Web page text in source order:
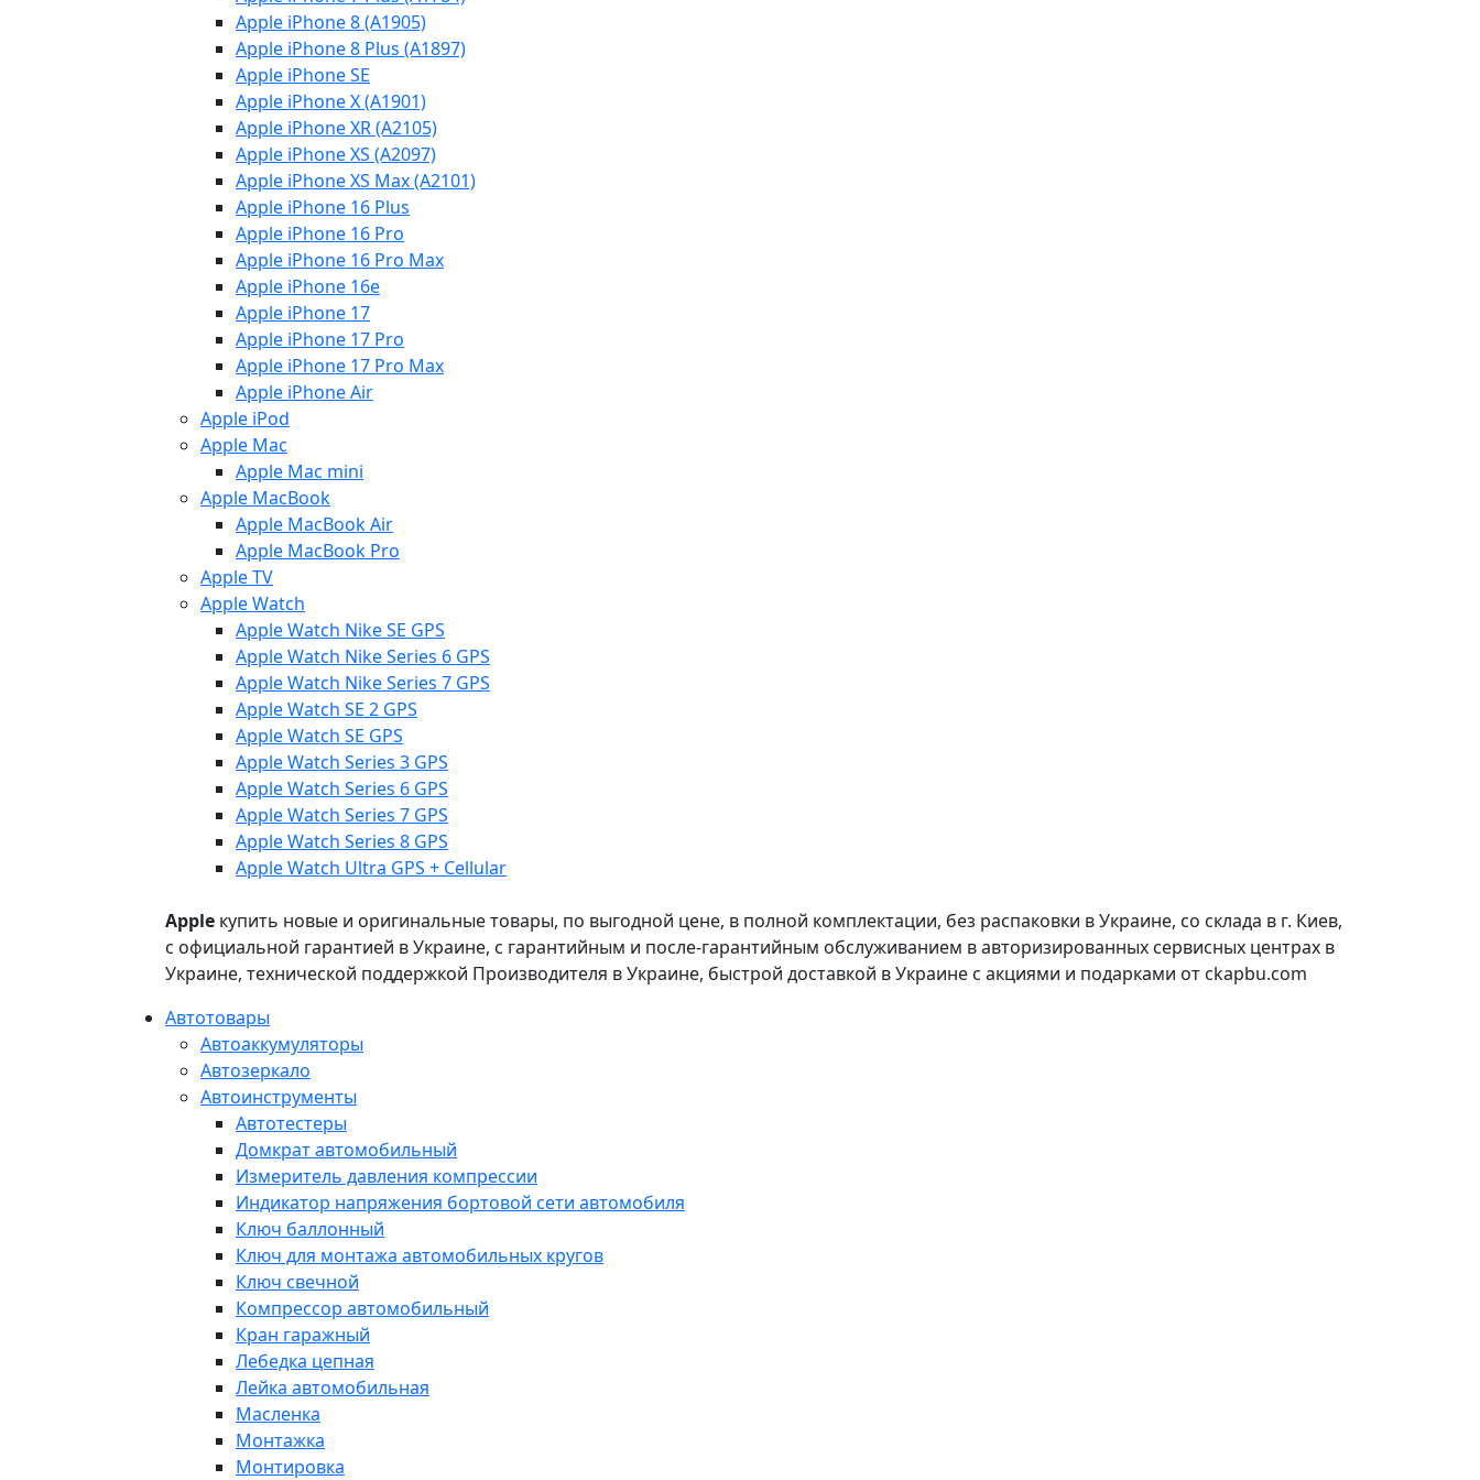
Apple iPhone 8 (A1905)
Apple iPhone 8 Plus (A1897)
Apple iPhone SE
Apple iPhone X (A1901)
Apple iPhone XR (A2105)
Apple iPhone XS (A2097)
Apple iPhone XS Max (A2101)
Apple iPhone 16 Plus
Apple iPhone 16 Pro
Apple iPhone 16 Pro Max
Apple iPhone 16e
Apple iPhone 17
Apple iPhone 17 Pro
Apple iPhone 17 Pro Max
Apple iPhone Air
Apple iPod
Apple Mac
Apple Mac mini
Apple MacBook
Apple MacBook Air
Apple MacBook Pro
Apple TV
Apple Watch
Apple Watch Nike SE GPS
Apple Watch Nike Series 6 GPS
Apple Watch Nike Series 7 GPS
Apple Watch SE 2 GPS
Apple Watch SE GPS
Apple Watch Series 3 GPS
Apple Watch Series 6 GPS
Apple Watch Series 7 GPS
Apple Watch Series 8 GPS
Apple Watch Ultra GPS + Cellular
Apple купить новые и оригинальные товары, по выгодной цене, в полной комплектации, без распаковки в Украине, со склада в г. Киев,
с официальной гарантией в Украине, с гарантийным и после-гарантийным обслуживанием в авторизированных сервисных центрах в
Украине, технической поддержкой Производителя в Украине, быстрой доставкой в Украине с акциями и подарками от ckapbu.com
Автотовары
Автоаккумуляторы
Автозеркало
Автоинструменты
Автотестеры
Домкрат автомобильный
Измеритель давления компрессии
Индикатор напряжения бортовой сети автомобиля
Ключ баллонный
Ключ для монтажа автомобильных кругов
Ключ свечной
Компрессор автомобильный
Кран гаражный
Лебедка цепная
Лейка автомобильная
Масленка
Монтажка
Монтировка